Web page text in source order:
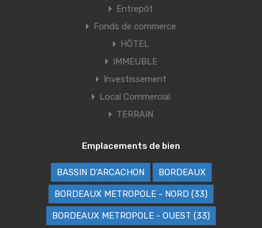
Entrepôt
Fonds de commerce
HÔTEL
IMMEUBLE
Investissement
Local Commercial
TERRAIN
Emplacements de bien
BASSIN D'ARCACHON BORDEAUX
BORDEAUX METROPOLE - NORD (33)
BORDEAUX METROPOLE - OUEST (33)